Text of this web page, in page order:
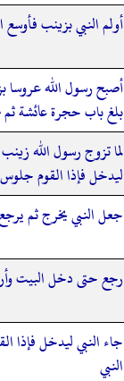
أولم النبي بزينب
أصبح رسول الله عروسا
بلغ باب حجرة عائشة
لما تزوج رسول الله
ليدخل فإذا القوم
جعل النبي يخرج ثم
رجع حتى دخل البيت
جاء النبي ليدخل فإذا
النبي